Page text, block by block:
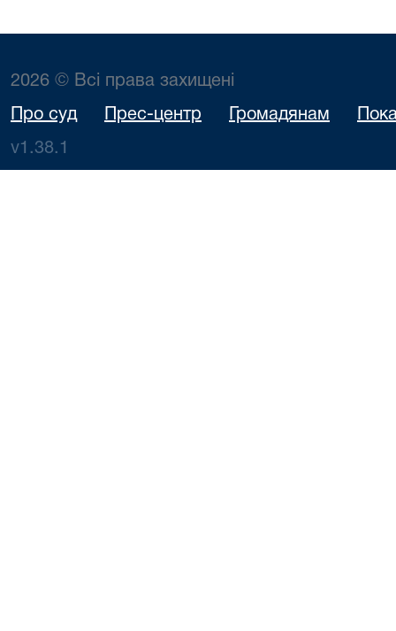
2026 © Всі права захищені
Про суд Прес-центр Громадянам
v1.38.1